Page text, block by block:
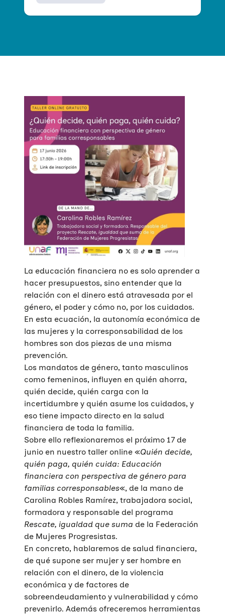
La educación financiera no es solo aprender a
hacer presupuestos, sino entender que la
relación con el dinero está atravesada por el
género, el poder y cómo no, por los cuidados.
En esta ecuación, la autonomía económica de
las mujeres y la corresponsabilidad de los
hombres son dos piezas de una misma
prevención.
Los mandatos de género, tanto masculinos
como femeninos, influyen en quién ahorra,
quién decide, quién carga con la
incertidumbre y quién asume los cuidados, y
eso tiene impacto directo en la salud
financiera de toda la familia.
Sobre ello reflexionaremos el próximo 17 de
junio en nuestro taller online «Quién decide,
quién paga, quién cuida: Educación
financiera con perspectiva de género para
familias corresponsables«, de la mano de
Carolina Robles Ramírez, trabajadora social,
formadora y responsable del programa
Rescate, igualdad que suma de la Federación
de Mujeres Progresistas.
En concreto, hablaremos de salud financiera,
de qué supone ser mujer y ser hombre en
relación con el dinero, de la violencia
económica y de factores de
sobreendeudamiento y vulnerabilidad y cómo
prevenirlo. Además ofreceremos herramientas